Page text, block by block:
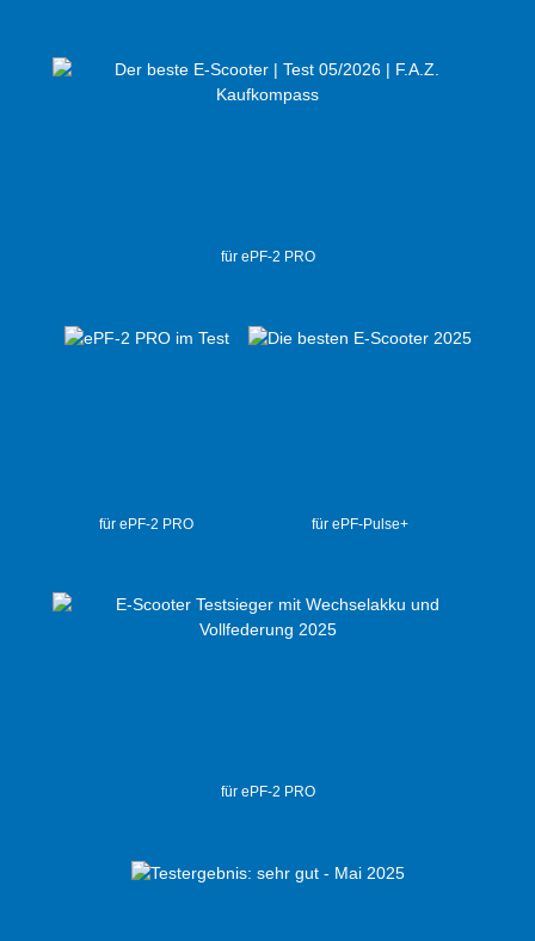
für ePF-2 PRO
für ePF-2 PRO für ePF-Pulse+
für ePF-2 PRO